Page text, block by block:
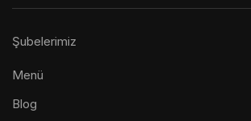
Şubelerimiz
Menü
Blog